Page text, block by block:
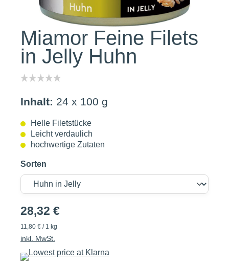
Miamor Feine Filets
in Jelly Huhn
Inhalt: 24 x 100 g
Helle Filetstücke
Leicht verdaulich
hochwertige Zutaten
Sorten
28,32 €
11,80 € / 1 kg
inkl. MwSt.